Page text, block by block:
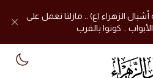
الزهراء (ع) .. مازلنا نعمل على
.. كونوا بالقرب